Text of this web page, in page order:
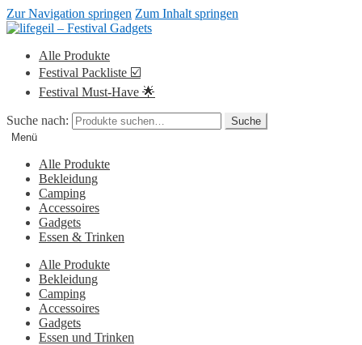
Zur Navigation springen Zum Inhalt springen
Alle Produkte
Festival Packliste ☑️
Festival Must-Have 🌟
Suche nach:
Suche
Menü
Alle Produkte
Bekleidung
Camping
Accessoires
Gadgets
Essen & Trinken
Alle Produkte
Bekleidung
Camping
Accessoires
Gadgets
Essen und Trinken